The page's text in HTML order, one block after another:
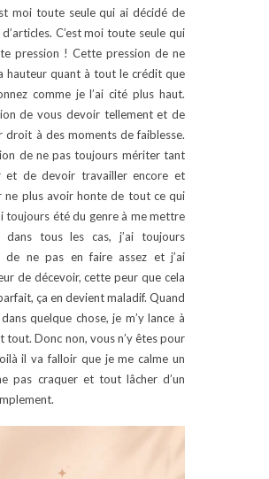
moi toute seule qui ai décidé de
C’est moi toute seule qui
pression ! Cette pression de ne
hauteur quant à tout le crédit que
comme je l’ai cité plus haut.
de vous devoir tellement et de
droit à des moments de faiblesse.
de ne pas toujours mériter tant
et de devoir travailler encore et
ne plus avoir honte de tout ce qui
toujours été du genre à me mettre
dans tous les cas, j’ai toujours
de ne pas en faire assez et j’ai
de décevoir, cette peur que cela
ça en devient maladif. Quand
quelque chose, je m’y lance à
tout. Donc non, vous n’y êtes pour
il va falloir que je me calme un
pas craquer et tout lâcher d’un